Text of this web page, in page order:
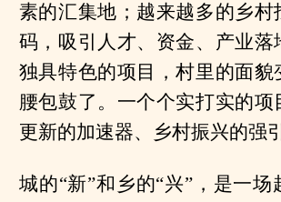
素的汇集地；越来越多的乡村
码，吸引人才、资金、产业落
独具特色的项目，村里的面貌
腰包鼓了。一个个实打实的项
更新的加速器、乡村振兴的强
城的“新”和乡的“兴”，是一